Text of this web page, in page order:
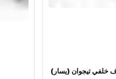
خلفي تيجوان (يسار)